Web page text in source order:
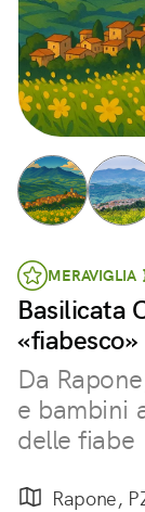
MERAVIGLIA
Basilicata
«fiabesco»
Da
e bambini
delle fiabe
Rapone,